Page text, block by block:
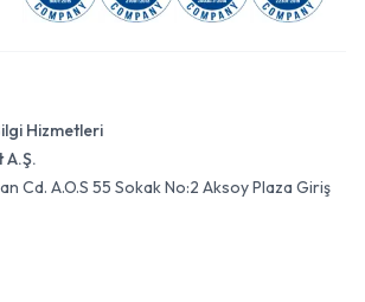
Hizmetleri
A.Ş.
Cd. A.O.S 55 Sokak No:2 Aksoy Plaza Giriş